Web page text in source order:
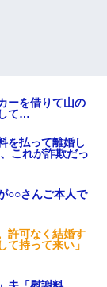
ーを借りて山の
て…
を払って離婚し
これが詐欺だっ
○○さんご本人で
許可なく結婚す
て持って来い」